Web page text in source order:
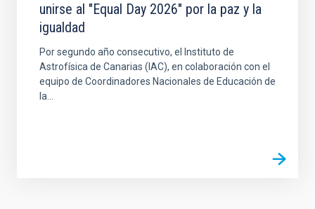
unirse al "Equal Day 2026" por la paz y la
igualdad
Por segundo año consecutivo, el Instituto de
Astrofísica de Canarias (IAC), en colaboración con el
equipo de Coordinadores Nacionales de Educación de
la...